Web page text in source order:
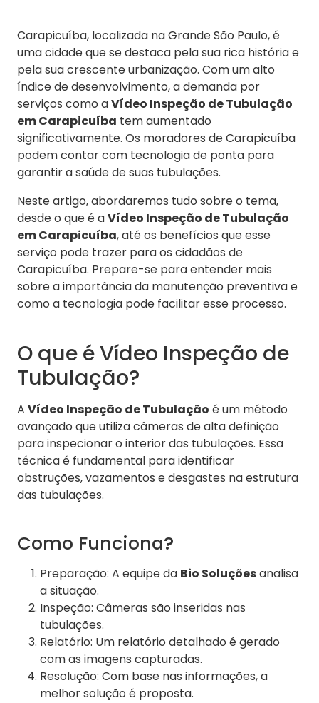
Carapicuíba, localizada na Grande São Paulo, é
uma cidade que se destaca pela sua rica história e
pela sua crescente urbanização. Com um alto
índice de desenvolvimento, a demanda por
serviços como aVídeo Inspeção de Tubulação
em Carapicuíba tem aumentado
significativamente. Os moradores de Carapicuíba
podem contar com tecnologia de ponta para
garantir a saúde de suas tubulações.
Neste artigo, abordaremos tudo sobre o tema,
desde o que é aVídeo Inspeção de Tubulação
em Carapicuíba, até os benefícios que esse
serviço pode trazer para os cidadãos de
Carapicuíba. Prepare-se para entender mais
sobre a importância da manutenção preventiva e
como a tecnologia pode facilitar esse processo.
O que é Vídeo Inspeção de
Tubulação?
A Vídeo Inspeção de Tubulação é um método
avançado que utiliza câmeras de alta definição
para inspecionar o interior das tubulações. Essa
técnica é fundamental para identificar
obstruções, vazamentos e desgastes na estrutura
das tubulações.
Como Funciona?
Preparação: A equipe da Bio Soluçõesanalisa
a situação.
Inspeção: Câmeras são inseridas nas
tubulações.
Relatório: Um relatório detalhado é gerado
com as imagens capturadas.
Resolução: Com base nas informações, a
melhor solução é proposta.